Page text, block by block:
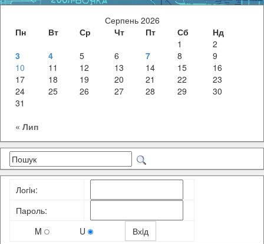
Серпень 2026
Пн
Вт Ср Чт Пт Сб
Нд
1
2
3
4 5 6 7 8
9
10
11 12 13 14 15
16
17
18 19 20 21 22
23
24
25 26 27 28 29
30
31
« Лип
Логiн:
Пароль:
M
U